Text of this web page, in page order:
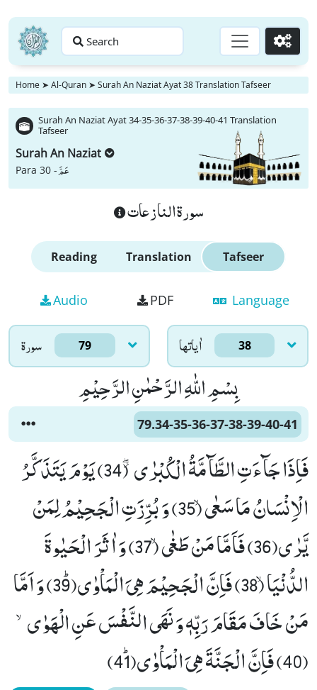
Search Go
Home ➤ Al-Quran ➤ Surah An Naziat Ayat 38 Translation Tafseer
Surah An Naziat Ayat 34-35-36-37-38-39-40-41 Translation
Tafseer
Surah An Naziat
Para 30 -عَمَّ
سورة النازعات
Reading Translation Tafseer
Audio PDF Language
سورۃ 79 اٰياتها 38
بِسْمِ اللّٰهِ الرَّحْمٰنِ الرَّحِیْمِ
79.34-35-36-37-38-39-40-41
فَاِذَا جَآءَتِ الطَّآمَّةُ الْكُبْرٰى٘ ۖ (34) یَوْمَ یَتَذَكَّرُ
الْاِنْسَانُ مَا سَعٰىۙ (35) وَ بُرِّزَتِ الْجَحِیْمُ لِمَنْ
یَّرٰى(36) فَاَمَّا مَنْ طَغٰىۙ (37) وَ اٰثَرَ الْحَیٰوةَ
الدُّنْیَاۙ (38) فَاِنَّ الْجَحِیْمَ هِیَ الْمَاْوٰىﭤ(39) وَ اَمَّا
مَنْ خَافَ مَقَامَ رَبِّهٖ وَ نَهَى النَّفْسَ عَنِ الْهَوٰىۙ
(40) فَاِنَّ الْجَنَّةَ هِیَ الْمَاْوٰىﭤ(41)